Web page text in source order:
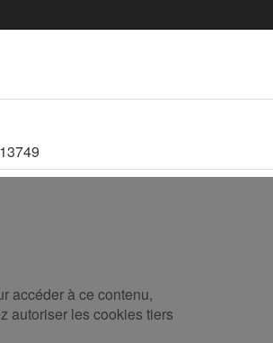
accéder à ce contenu,
autoriser les cookies tiers